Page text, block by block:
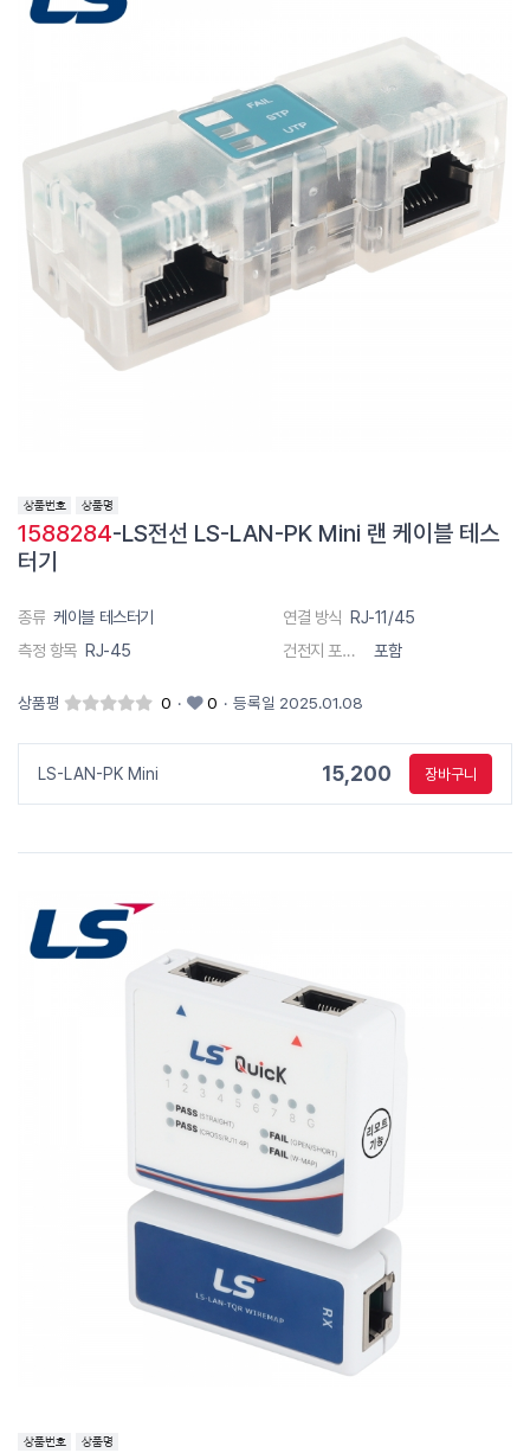
1588284-LS전선 LS-LAN-PK Mini 랜 케이블 테스
터기
종류 케이블 테스터기 연결 방식 RJ-11/45
측정 항목 RJ-45 건전지 포함 유무 포함
상품평 0 · 0 · 등록일 2025.01.08
LS-LAN-PK Mini 15,200 장바구니